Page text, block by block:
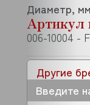
Другие
Диаметр,
Артикул
006-10004 -